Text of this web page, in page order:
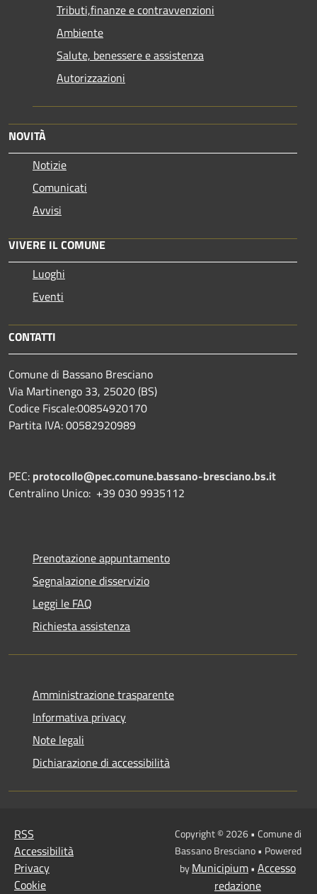
Tributi,finanze e contravvenzioni
Ambiente
Salute, benessere e assistenza
Autorizzazioni
NOVITÀ
Notizie
Comunicati
Avvisi
VIVERE IL COMUNE
Luoghi
Eventi
CONTATTI
Comune di Bassano Bresciano
Via Martinengo 33, 25020 (BS)
Codice Fiscale:00854920170
Partita IVA: 00582920989
PEC: protocollo@pec.comune.bassano-bresciano.bs.it
Centralino Unico: +39 030 9935112
Prenotazione appuntamento
Segnalazione disservizio
Leggi le FAQ
Richiesta assistenza
Amministrazione trasparente
Informativa privacy
Note legali
Dichiarazione di accessibilità
RSS
Accessibilità
Privacy
Cookie
Copyright © 2026 • Comune di
Bassano Bresciano • Powered
byMunicipium• Accesso
redazione